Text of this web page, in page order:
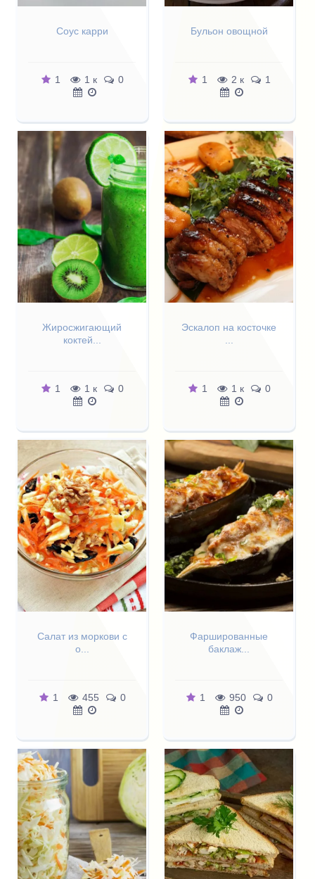
Соус карри
1 1 к 0
Бульон овощной
1 2 к 1
Жиросжигающий
коктей...
1 1 к 0
Эскалоп на косточке
1 1 к 0
Салат из моркови с
о...
1 455 0
Фаршированные
баклаж...
1 950 0